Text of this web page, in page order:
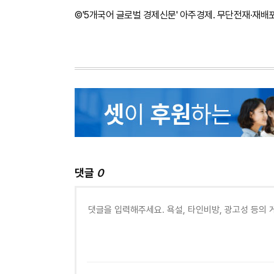
©'5개국어 글로벌 경제신문' 아주경제. 무단전재·재배
댓글 0